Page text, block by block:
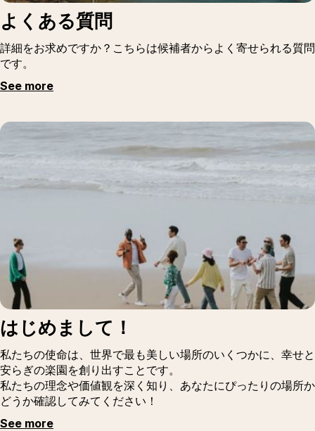
よくある質問
詳細をお求めですか？こちらは候補者からよく寄せられる質問
です。
See more
はじめまして！
私たちの使命は、世界で最も美しい場所のいくつかに、幸せと
安らぎの楽園を創り出すことです。
私たちの理念や価値観を深く知り、あなたにぴったりの場所か
どうか確認してみてください！
See more